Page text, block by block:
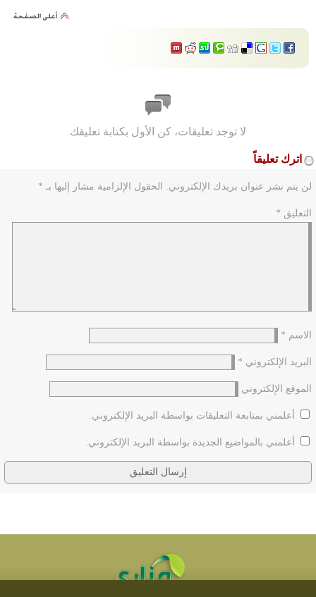
لا توجد تعليقات، كن الأول بكتابة تعليقك
اترك تعليقاً
لن يتم نشر عنوان بريدك الإلكتروني. الحقول الإلزامية مشار إليها بـ *
التعليق *
الاسم *
البريد الإلكتروني *
الموقع الإلكتروني
أعلمني بمتابعة التعليقات بواسطة البريد الإلكتروني.
أعلمني بالمواضيع الجديدة بواسطة البريد الإلكتروني.